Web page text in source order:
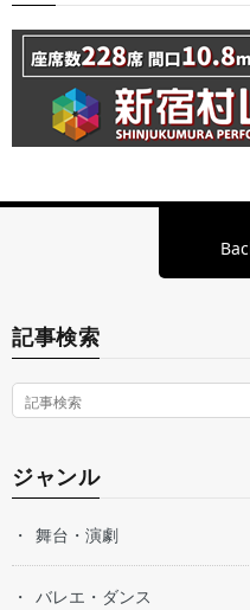
記事検索
ジャンル
舞台・演劇
バレエ・ダンス